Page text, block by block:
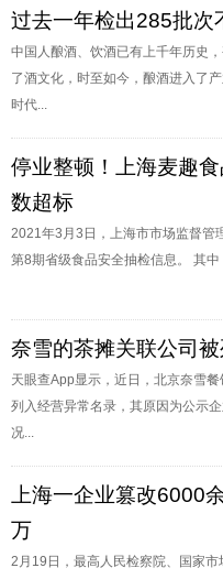
过去一年检出285批次
中国人酿酒、饮酒已有上千年历史
了酒文化，时至如今，酿酒进入了
时代...
停业整顿！上海麦趣
数超标
2021年3月3日，上海市市场监督管
第8期省级食品安全抽检信息。 其中
奈雪的茶摊关联公司
天眼查App显示，近日，北京奈雪
列入经营异常名录，其原因为公示
况...
上海一企业篡改6000
万
2月19日，最高人民检察院、国家市